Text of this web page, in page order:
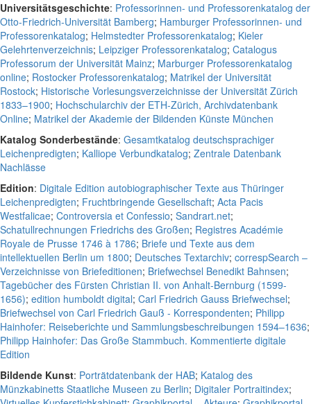
Universitätsgeschichte: Professorinnen- und Professorenkatalog der
Otto-Friedrich-Universität Bamberg; Hamburger Professorinnen- und
Professorenkatalog; Helmstedter Professorenkatalog; Kieler
Gelehrtenverzeichnis; Leipziger Professorenkatalog; Catalogus
Professorum der Universität Mainz; Marburger Professorenkatalog
online; Rostocker Professorenkatalog; Matrikel der Universität
Rostock; Historische Vorlesungsverzeichnisse der Universität Zürich
1833–1900; Hochschularchiv der ETH-Zürich, Archivdatenbank
Online; Matrikel der Akademie der Bildenden Künste München
Katalog Sonderbestände: Gesamtkatalog deutschsprachiger
Leichenpredigten; Kalliope Verbundkatalog; Zentrale Datenbank
Nachlässe
Edition: Digitale Edition autobiographischer Texte aus Thüringer
Leichenpredigten; Fruchtbringende Gesellschaft; Acta Pacis
Westfalicae; Controversia et Confessio; Sandrart.net;
Schatullrechnungen Friedrichs des Großen; Registres Académie
Royale de Prusse 1746 à 1786; Briefe und Texte aus dem
intellektuellen Berlin um 1800; Deutsches Textarchiv; correspSearch –
Verzeichnisse von Briefeditionen; Briefwechsel Benedikt Bahnsen;
Tagebücher des Fürsten Christian II. von Anhalt-Bernburg (1599-
1656); edition humboldt digital; Carl Friedrich Gauss Briefwechsel;
Briefwechsel von Carl Friedrich Gauß - Korrespondenten; Philipp
Hainhofer: Reiseberichte und Sammlungsbeschreibungen 1594–1636;
Philipp Hainhofer: Das Große Stammbuch. Kommentierte digitale
Edition
Bildende Kunst: Porträtdatenbank der HAB; Katalog des
Münzkabinetts Staatliche Museen zu Berlin; Digitaler Portraitindex;